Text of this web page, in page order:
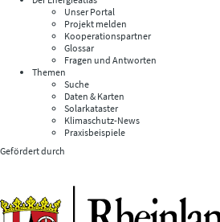
Unser Portal
Projekt melden
Kooperationspartner
Glossar
Fragen und Antworten
Themen
Suche
Daten & Karten
Solarkataster
Klimaschutz-News
Praxisbeispiele
Gefördert durch